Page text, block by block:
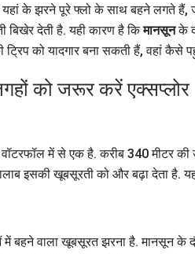
यहां के झरने पूरे फ्लो के साथ बहने लगते हैं,
बिखेर देती है. यही कारण है किमानसूनके
को यादगार बना सकती हैं, वहां कैसे
को जरूर करें एक्सप्लोर
में से एक है. करीब 340 मीटर की
इसकी खूबसूरती को और बढ़ा देता है.
वाला खूबसूरत झरना है. मानसून के